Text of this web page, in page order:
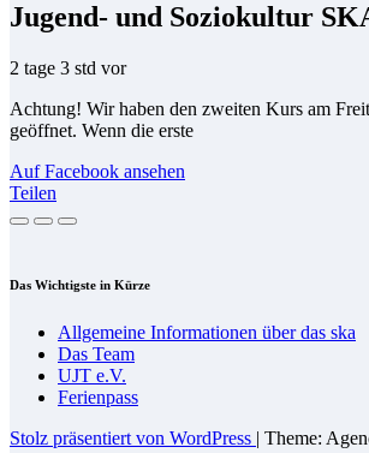
Jugend- und Soziokultur
2 tage 3 std vor
Achtung! Wir haben den zweiten Kurs am
geöffnet. Wenn die erste
Auf Facebook ansehen
Teilen
Das Wich­tigs­te in Kürze
All­ge­mei­ne In­for­ma­tio­nen über das ska
Das Team
UJT e.V.
Fe­ri­en­pass
Stolz präsentiert von WordPress | Theme: